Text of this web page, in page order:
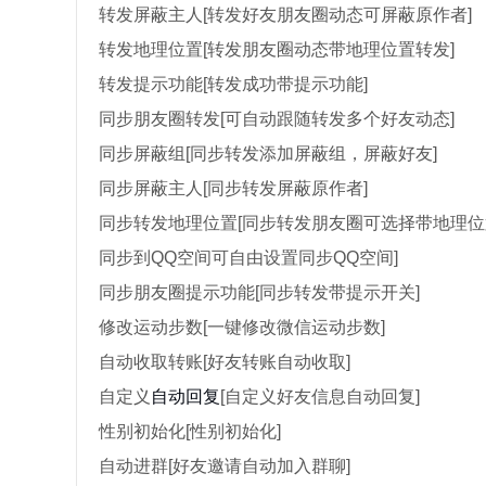
转发屏蔽主人[转发好友朋友圈动态可屏蔽原作者]
转发地理位置[转发朋友圈动态带地理位置转发]
转发提示功能[转发成功带提示功能]
同步朋友圈转发[可自动跟随转发多个好友动态]
同步屏蔽组[同步转发添加屏蔽组，屏蔽好友]
同步屏蔽主人[同步转发屏蔽原作者]
同步转发地理位置[同步转发朋友圈可选择带地理
同步到QQ空间可自由设置同步QQ空间]
同步朋友圈提示功能[同步转发带提示开关]
修改运动步数[一键修改微信运动步数]
自动收取转账[好友转账自动收取]
自定义 自动回复 [自定义好友信息自动回复]
性别初始化[性别初始化]
自动进群[好友邀请自动加入群聊]